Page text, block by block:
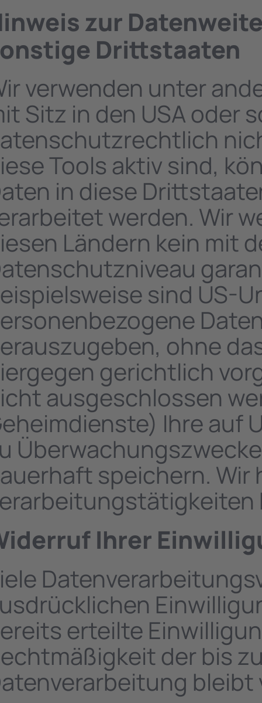
zur
Drittstaaten
verwenden unter
Sitz in den USA oder
Tools aktiv sind,
in diese
werden. Wir
Ländern kein mit
sind US-
ohne
gerichtlich
ausgeschlossen
Ihre auf
speichern. Wir
Ihrer
erteilte
der bis